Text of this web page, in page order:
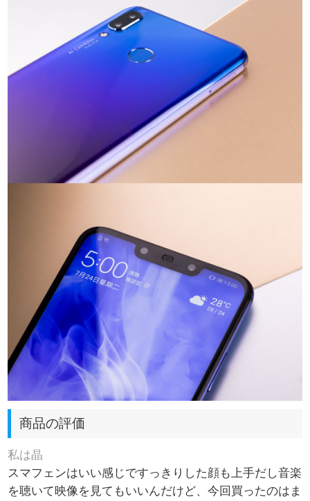
商品の評価
私は晶
スマフェンはいい感じですっきりした顔も上手だし音楽
を聴いて映像を見てもいいんだけど、今回買ったのはま